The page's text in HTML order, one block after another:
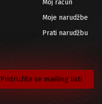
Moj račun
Moje narudžbe
Prati narudžbu
Pridružite se mailing listi